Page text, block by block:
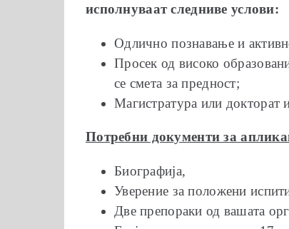
исполнуваат следниве услови:
Одлично познавање и
Просек од високо
се смета за предност;
Магистратура или докторат
Потребни документи за
Биографија,
Уверение за положени
Две препораки од вашата